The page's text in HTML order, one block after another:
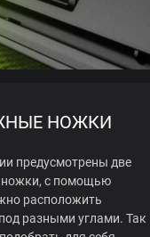
НОЖКИ
предусмотрены две
с помощью
расположить
разными углами. Так